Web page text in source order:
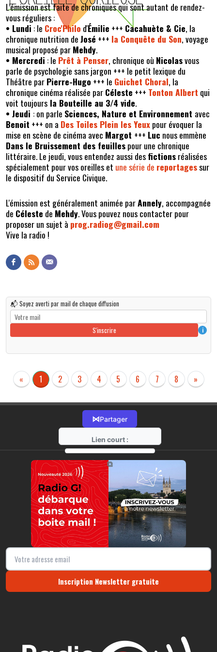
L’émission est faite de chroniques qui sont autant de rendez-
vous réguliers :
• Lundi : le Croc'Philo d'Émilie +++ Cacahuète & Cie, la
chronique nutrition deJosé +++ la Conquête du Son, voyage
musical proposé parMehdy.
• Mercredi : le Prêt à Penser, chronique où Nicolasvous
parle de psychologie sans jargon +++ le petit lexique du
Théâtre parPierre-Hugo +++ le Guichet Choral, la
chronique cinéma réalisée parCéleste +++ Tonton Albert qui
voit toujours la Bouteille au 3/4 vide.
• Jeudi : on parle Sciences, Nature et Environnement avec
Benoit +++ on a Des Toiles Plein les Yeuxpour évoquer la
mise en scène de cinéma avec Margot +++ Luc nous emmène
Dans le Bruissement des feuillespour une chronique
littéraire. Le jeudi, vous entendez aussi desfictionsréalisées
spécialement pour vos oreilles et une série de reportagessur
le dispositif du Service Civique.
L'émission est généralement animée parAnnely, accompagnée
de Céleste de Mehdy. Vous pouvez nous contacter pour
proposer un sujet à prog.radiog@gmail.com
Vive la radio !
📬 Soyez averti par mail de chaque diffusion
S'inscrire i
« 1 2 3 4 5 6 7 8 »
⋈Partager
Lien court :
https://radio-g.fr?r7
⧉
Inscription Newsletter gratuite